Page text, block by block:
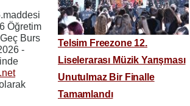
Öğretim
Burs
-
Telsim Freezone 12.
Liselerarası Müzik Yarışması
Unutulmaz Bir Finalle
Tamamlandı